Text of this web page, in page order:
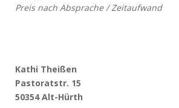
Preis nach Absprache / Zeitaufwand
Kathi Theißen
Pastoratstr. 15
50354 Alt-Hürth